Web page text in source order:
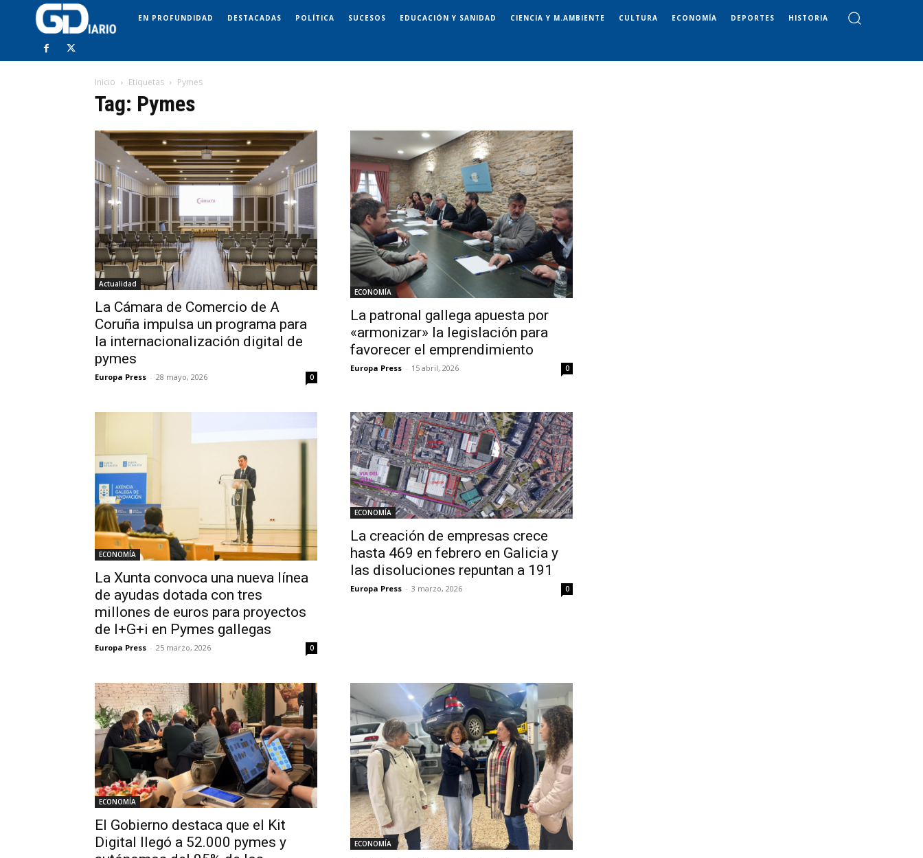
EN PROFUNDIDAD DESTACADAS POLÍTICA SUCESOS EDUCACIÓN Y SANIDAD CIENCIA Y M.AMBIENTE CULTURA ECONOMÍA DEPORTES HISTORIA
Inicio Etiquetas Pymes
Tag: Pymes
Actualidad
La Cámara de Comercio de A
Coruña impulsa un programa para
la internacionalización digital de
pymes
Europa Press - 28 mayo, 2026 0
ECONOMÍA
La patronal gallega apuesta por
«armonizar» la legislación para
favorecer el emprendimiento
Europa Press - 15 abril, 2026 0
ECONOMÍA
La Xunta convoca una nueva línea
de ayudas dotada con tres
millones de euros para proyectos
de I+G+i en Pymes gallegas
Europa Press - 25 marzo, 2026 0
ECONOMÍA
La creación de empresas crece
hasta 469 en febrero en Galicia y
las disoluciones repuntan a 191
Europa Press - 3 marzo, 2026 0
ECONOMÍA
El Gobierno destaca que el Kit
Digital llegó a 52.000 pymes y
ECONOMÍA